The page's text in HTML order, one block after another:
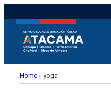
Home » yoga